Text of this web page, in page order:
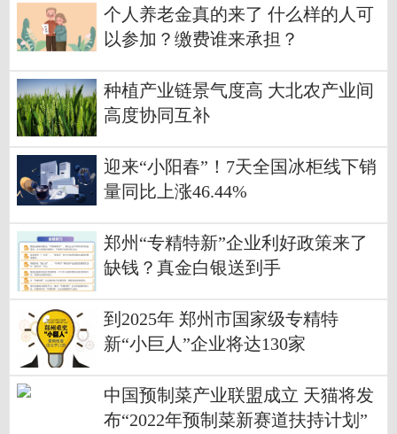
个人养老金真的来了 什么样的人可
以参加？缴费谁来承担？
种植产业链景气度高 大北农产业间
高度协同互补
迎来“小阳春”！7天全国冰柜线下销
量同比上涨46.44%
郑州“专精特新”企业利好政策来了
缺钱？真金白银送到手
到2025年 郑州市国家级专精特
新“小巨人”企业将达130家
中国预制菜产业联盟成立 天猫将发
布“2022年预制菜新赛道扶持计划”